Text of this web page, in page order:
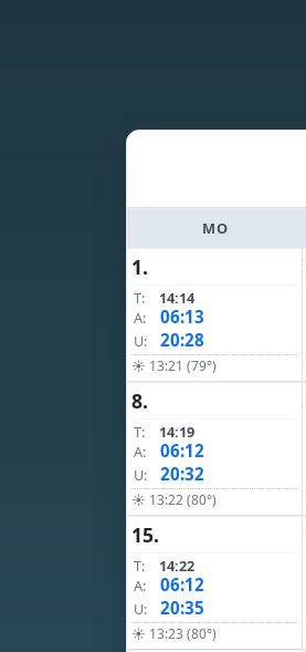
MO
1.
T:
14:14
A:
06:13
U: 20:28
☀ 13:21 (79°)
8.
T:
14:19
A:
06:12
U: 20:32
☀ 13:22 (80°)
15.
T:
14:22
A:
06:12
U: 20:35
☀ 13:23 (80°)